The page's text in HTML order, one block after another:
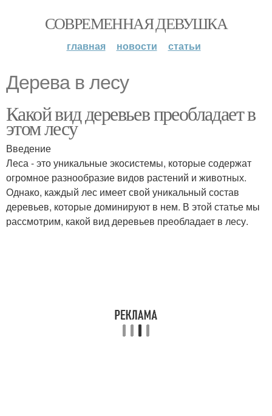
СОВРЕМЕННАЯ ДЕВУШКА
главная новости статьи
Дерева в лесу
Какой вид деревьев преобладает в
этом лесу
Введение
Леса - это уникальные экосистемы, которые содержат
огромное разнообразие видов растений и животных.
Однако, каждый лес имеет свой уникальный состав
деревьев, которые доминируют в нем. В этой статье мы
рассмотрим, какой вид деревьев преобладает в лесу.